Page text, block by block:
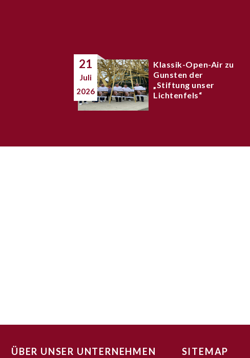
21
Juli
2026
Klassik-Open-Air zu
Gunsten der
„Stiftung unser
Lichtenfels“
ÜBER UNSER UNTERNEHMEN SITEMAP